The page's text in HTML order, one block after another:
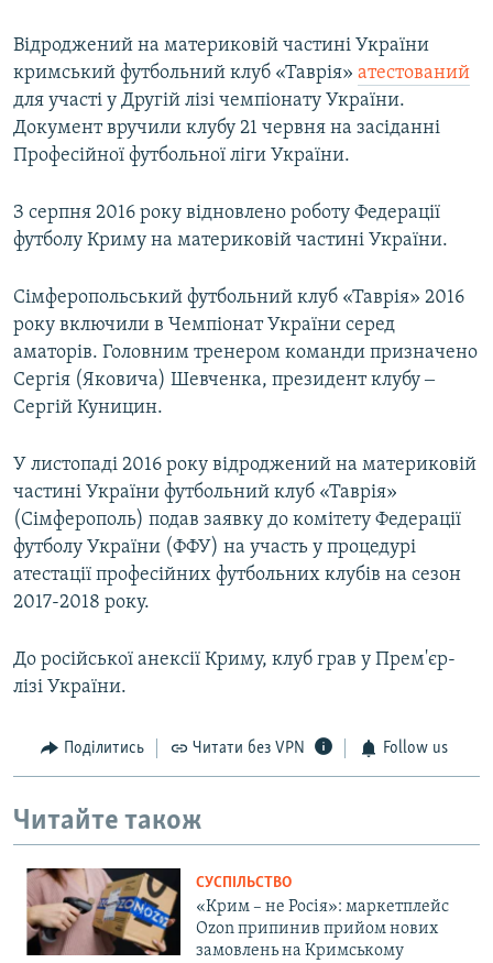
Відроджений на материковій частині України
кримський футбольний клуб «Таврія» атестований
для участі у Другій лізі чемпіонату України.
Документ вручили клубу 21 червня на засіданні
Професійної футбольної ліги України.
З серпня 2016 року відновлено роботу Федерації
футболу Криму на материковій частині України.
Сімферопольський футбольний клуб «Таврія» 2016
року включили в Чемпіонат України серед
аматорів. Головним тренером команди призначено
Сергія (Яковича) Шевченка, президент клубу ‒
Сергій Куницин.
У листопаді 2016 року відроджений на материковій
частині України футбольний клуб «Таврія»
(Сімферополь) подав заявку до комітету Федерації
футболу України (ФФУ) на участь у процедурі
атестації професійних футбольних клубів на сезон
2017-2018 року.
До російської анексії Криму, клуб грав у Прем'єр-
лізі України.
Поділитись Читати без VPN Follow us
Читайте також
СУСПІЛЬСТВО
«Крим – не Росія»: маркетплейс
Ozon припинив прийом нових
замовлень на Кримському